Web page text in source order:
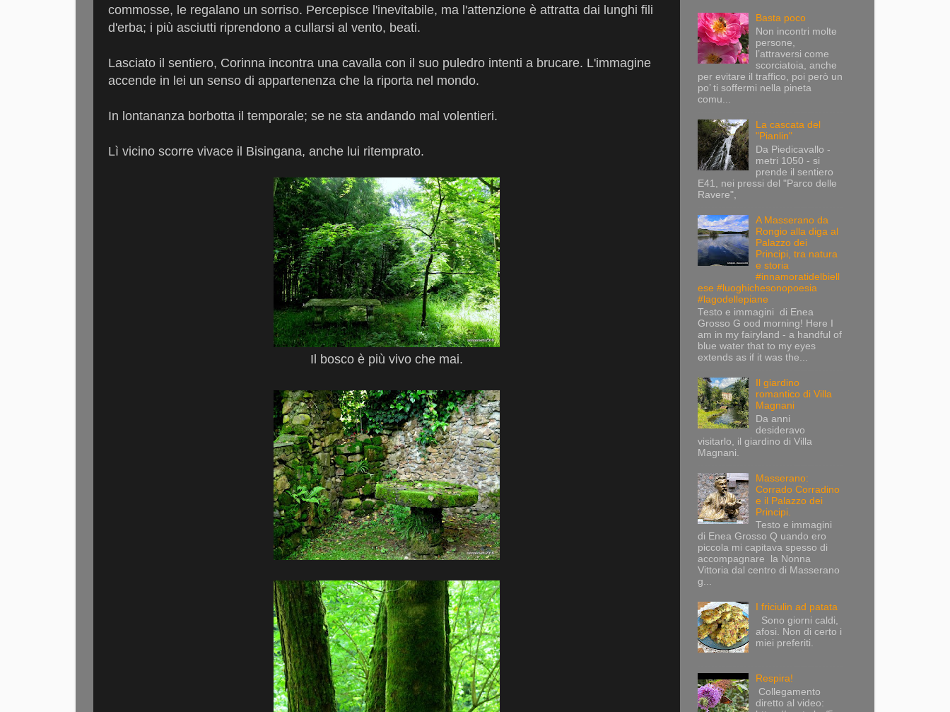
commosse, le regalano un sorriso. Percepisce l'inevitabile, ma l'attenzione è attratta dai lunghi fili
d'erba; i più asciutti riprendono a cullarsi al vento, beati.
Lasciato il sentiero, Corinna incontra una cavalla con il suo puledro intenti a brucare. L'immagine
accende in lei un senso di appartenenza che la riporta nel mondo.
In lontananza borbotta il temporale; se ne sta andando mal volentieri.
Lì vicino scorre vivace il Bisingana, anche lui ritemprato.
Il bosco è più vivo che mai.
Basta poco
Non incontri molte
persone,
l’attraversi come
scorciatoia, anche
per evitare il traffico, poi però un
po’ ti soffermi nella pineta
comu...
La cascata del
"Pianlin"
Da Piedicavallo -
metri 1050 - si
prende il sentiero
E41, nei pressi del "Parco delle
Ravere",
A Masserano da
Rongio alla diga al
Palazzo dei
Principi, tra natura
e storia
#innamoratidelbiell
ese #luoghichesonopoesia
#lagodellepiane
Testo e immagini di Enea
Grosso G ood morning! Here I
am in my fairyland - a handful of
blue water that to my eyes
extends as if it was the...
Il giardino
romantico di Villa
Magnani
Da anni
desideravo
visitarlo, il giardino di Villa
Magnani.
Masserano:
Corrado Corradino
e il Palazzo dei
Principi.
Testo e immagini
di Enea Grosso Q uando ero
piccola mi capitava spesso di
accompagnare la Nonna
Vittoria dal centro di Masserano
g...
I friciulin ad patata
Sono giorni caldi,
afosi. Non di certo i
miei preferiti.
Respira!
Collegamento
diretto al video: